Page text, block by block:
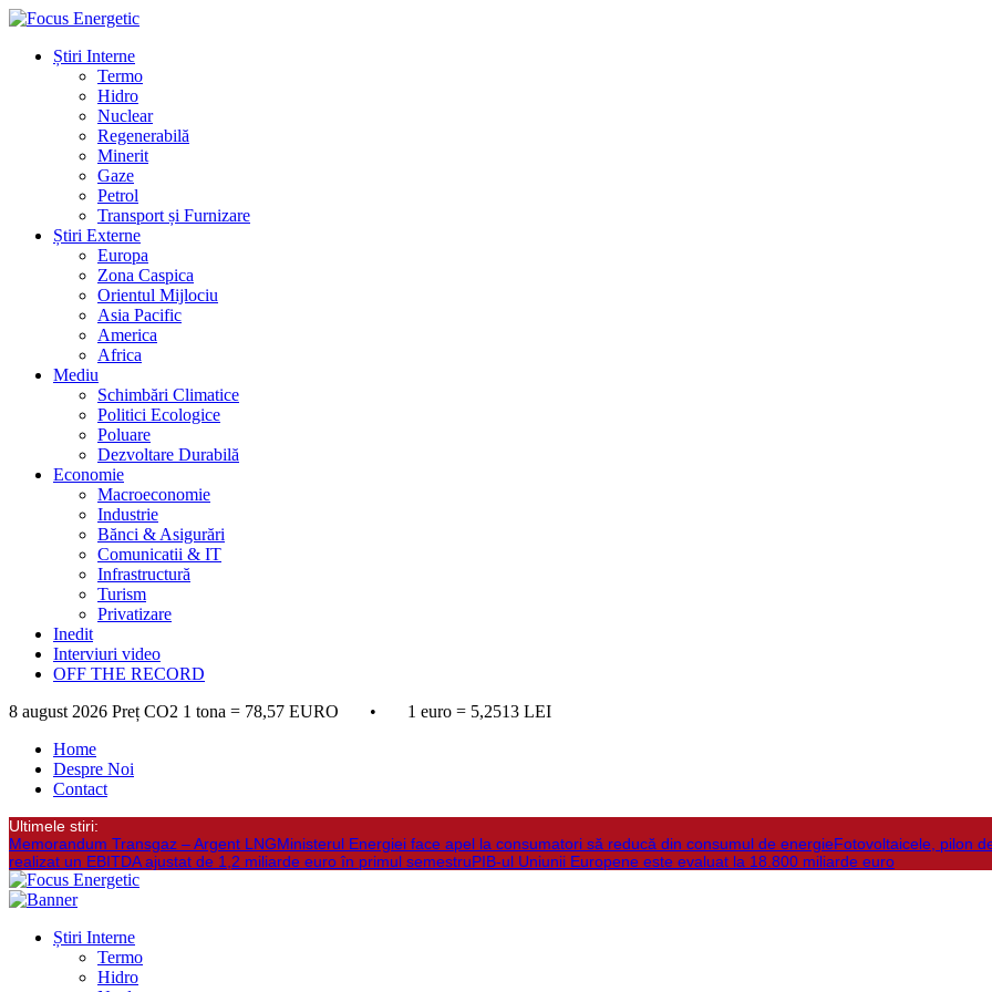
Știri Interne
Termo
Hidro
Nuclear
Regenerabilă
Minerit
Gaze
Petrol
Transport și Furnizare
Știri Externe
Europa
Zona Caspica
Orientul Mijlociu
Asia Pacific
America
Africa
Mediu
Schimbări Climatice
Politici Ecologice
Poluare
Dezvoltare Durabilă
Economie
Macroeconomie
Industrie
Bănci & Asigurări
Comunicatii & IT
Infrastructură
Turism
Privatizare
Inedit
Interviuri video
OFF THE RECORD
8 august 2026 Preț CO2 1 tona = 78,57 EURO • 1 euro = 5,2513 LEI
Home
Despre Noi
Contact
Ultimele stiri:
Memorandum Transgaz – Argent LNGMinisterul Energiei face apel la consumatori să reducă din consumul de energieFotovoltaicele, pilon
realizat un EBITDA ajustat de 1,2 miliarde euro în primul semestruPIB-ul Uniunii Europene este evaluat la 18.800 miliarde euro
Știri Interne
Termo
Hidro